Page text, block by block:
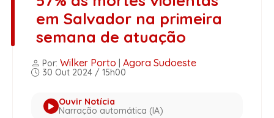
em Salvador na primeira
semana de atuação
Por: Wilker Porto Agora Sudoeste
30 Out 2024 / 15h00
Ouvir Notícia
Narração automática (IA)